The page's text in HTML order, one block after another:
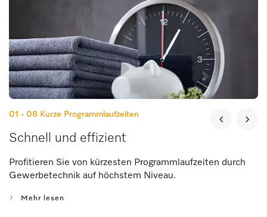
01 - 08 Kurze Programmlaufzeiten
Schnell und effizient
Profitieren Sie von kürzesten Programmlaufzeiten durch
Gewerbetechnik auf höchstem Niveau.
Mehr lesen